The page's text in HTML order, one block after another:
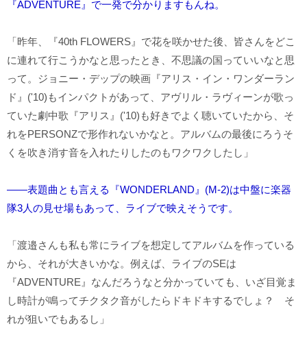
『ADVENTURE』で一発で分かりますもんね。
「昨年、『40th FLOWERS』で花を咲かせた後、皆さんをどこ
に連れて行こうかなと思ったとき、不思議の国っていいなと思
って。ジョニー・デップの映画『アリス・イン・ワンダーラン
ド』('10)もインパクトがあって、アヴリル・ラヴィーンが歌っ
ていた劇中歌『アリス』('10)も好きでよく聴いていたから、そ
れをPERSONZで形作れないかなと。アルバムの最後にろうそ
くを吹き消す音を入れたりしたのもワクワクしたし」
――表題曲とも言える『WONDERLAND』(M-2)は中盤に楽器
隊3人の見せ場もあって、ライブで映えそうです。
「渡邉さんも私も常にライブを想定してアルバムを作っている
から、それが大きいかな。例えば、ライブのSEは
『ADVENTURE』なんだろうなと分かっていても、いざ目覚ま
し時計が鳴ってチクタク音がしたらドキドキするでしょ？ そ
れが狙いでもあるし」